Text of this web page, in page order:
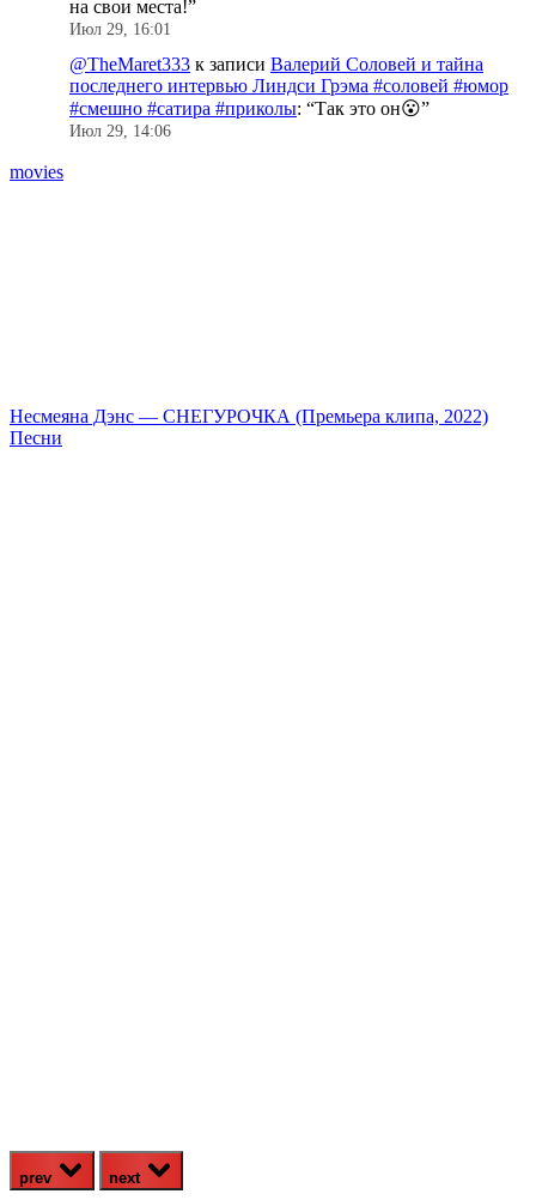
на свои места!”
Июл 29, 16:01
@TheMaret333 к записи Валерий Соловей и тайна
последнего интервью Линдси Грэма #соловей #юмор
#смешно #сатира #приколы: “Так это он😮”
Июл 29, 14:06
movies
Несмеяна Дэнс — СНЕГУРОЧКА (Премьера клипа, 2022)
Песни
prev next